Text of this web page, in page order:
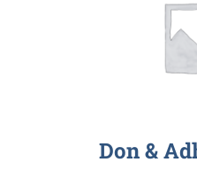
Don &